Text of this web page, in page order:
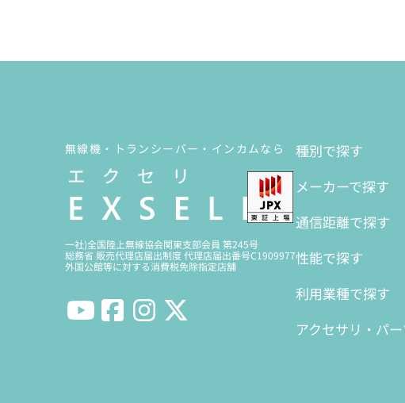
無線機・トランシーバー・インカムなら
一社)全国陸上無線協会関東支部会員 第245号
総務省 販売代理店届出制度 代理店届出番号C1909977
外国公館等に対する消費税免除指定店舗
種別で探す
メーカーで探す
通信距離で探す
性能で探す
利用業種で探す
アクセサリ・パー